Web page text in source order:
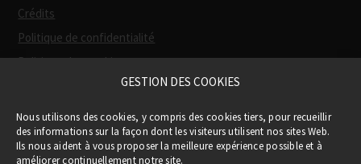
GESTION DES COOKIES
Nous utilisons des cookies, y compris des cookies tiers, pour recueillir
des informations sur la façon dont les visiteurs utilisent nos sites Web.
Ils nous aident à vous proposer la meilleure expérience possible et à
améliorer continuellement notre site.
Crédits
Politique de confidentialité
Politique des cookies
le Pass Occitanie)